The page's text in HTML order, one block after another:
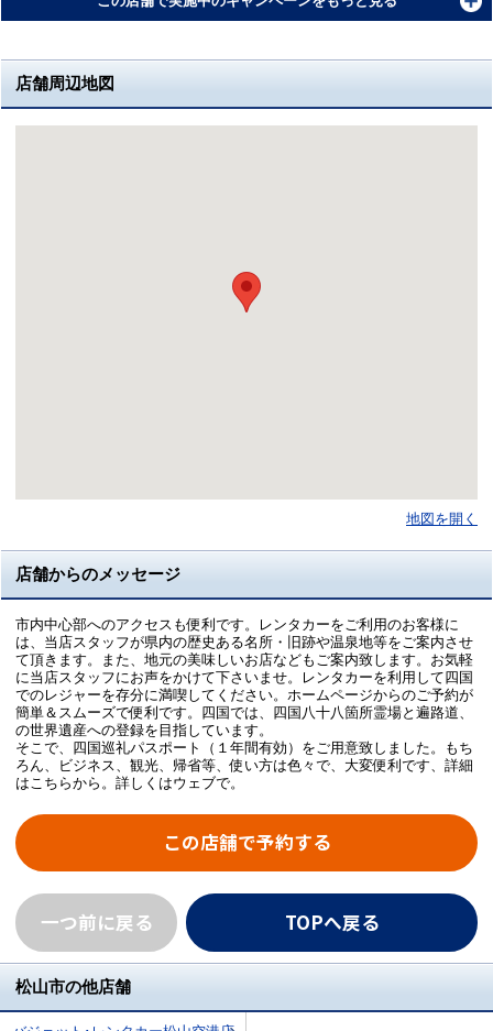
店舗周辺地図
地図を開く
店舗からのメッセージ
市内中心部へのアクセスも便利です。レンタカーをご利用のお客様に
は、当店スタッフが県内の歴史ある名所・旧跡や温泉地等をご案内させ
て頂きます。また、地元の美味しいお店などもご案内致します。お気軽
に当店スタッフにお声をかけて下さいませ。レンタカーを利用して四国
でのレジャーを存分に満喫してください。ホームページからのご予約が
簡単＆スムーズで便利です。四国では、四国八十八箇所霊場と遍路道、
の世界遺産への登録を目指しています。
そこで、四国巡礼パスポート（１年間有効）をご用意致しました。もち
ろん、ビジネス、観光、帰省等、使い方は色々で、大変便利です、詳細
はこちらから。詳しくはウェブで。
この店舗で予約する
一つ前に戻る TOPへ戻る
松山市の他店舗